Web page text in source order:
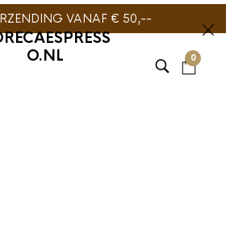
VANAF € 50,--
O.NL
0